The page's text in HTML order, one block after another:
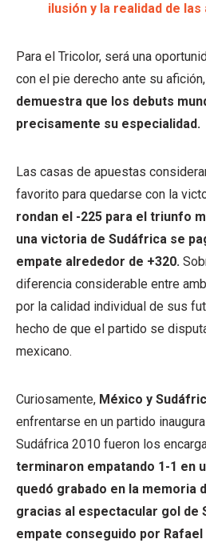
ilusión y la realidad de las
Para el Tricolor, será una
con el pie derecho ante su
demuestra que los debuts
precisamente su especialidad.
Las casas de apuestas
favorito para quedarse con la
rondan el -225 para el triunfo
una victoria de Sudáfrica se
empate alrededor de +320.
diferencia considerable entre
por la calidad individual de sus
hecho de que el partido se
mexicano.
Curiosamente, México y
enfrentarse en un partido
Sudáfrica 2010 fueron los
terminaron empatando 1-1 en
quedó grabado en la memoria
gracias al espectacular gol de
empate conseguido por Rafael